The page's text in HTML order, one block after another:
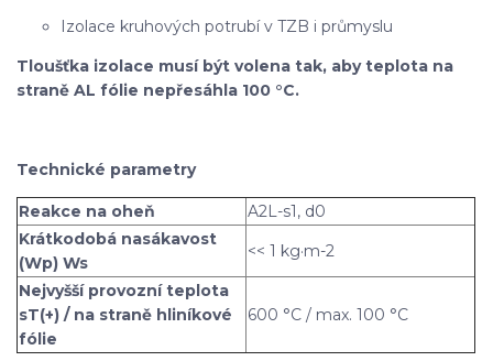
Izolace kruhových potrubí v TZB i průmyslu
Tloušťka izolace musí být volena tak, aby teplota na
straně AL fólie nepřesáhla 100 °C.
Technické parametry
Reakce na oheň
A2L-s1, d0
Krátkodobá nasákavost
(Wp) Ws
<< 1 kg·m-2
Nejvyšší provozní teplota
sT(+) / na straně hliníkové
fólie
600 °C / max. 100 °C